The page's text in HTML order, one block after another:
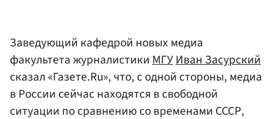
Заведующий кафедрой новых медиа
факультета журналистикиМГУИван Засурский
сказал «Газете.Ru», что, с одной стороны, медиа
в России сейчас находятся в свободной
ситуации по сравнению со временами СССР,